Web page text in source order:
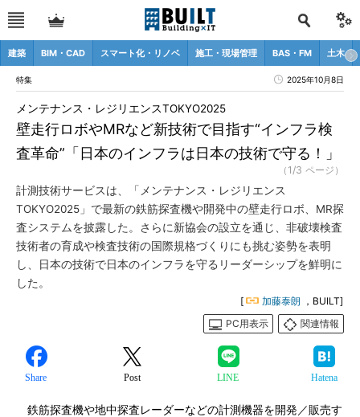
建築 BIM・CAD スマート化・リノベ 施工・現場管理 BAS・FM 土木
特集 2025年10月8日
壁走行ロボやMRなど新技術で目指す“インフラ検
査革命”「日本のインフラは日本の技術で守る！」
メンテナンス・レジリエンスTOKYO2025
（1/3 ページ）
計測技術サービスは、「メンテナンス・レジリエンス
TOKYO2025」で最新の鉄筋探査機や開発中の壁走行ロボ、MR探
査システムを披露した。さらに新協会の設立を通じ、非破壊検査
技術者の育成や検査技術の国際規格づくりにも挑む姿勢を表明
し、日本の技術で日本のインフラを守るリーダーシップを鮮明に
した。
[ 加藤泰朗 ，BUILT]
PC用表示
関連情報
Share Post LINE Hatena
鉄筋探査機や地中探査レーダーなどの計測機器を開発／販売す